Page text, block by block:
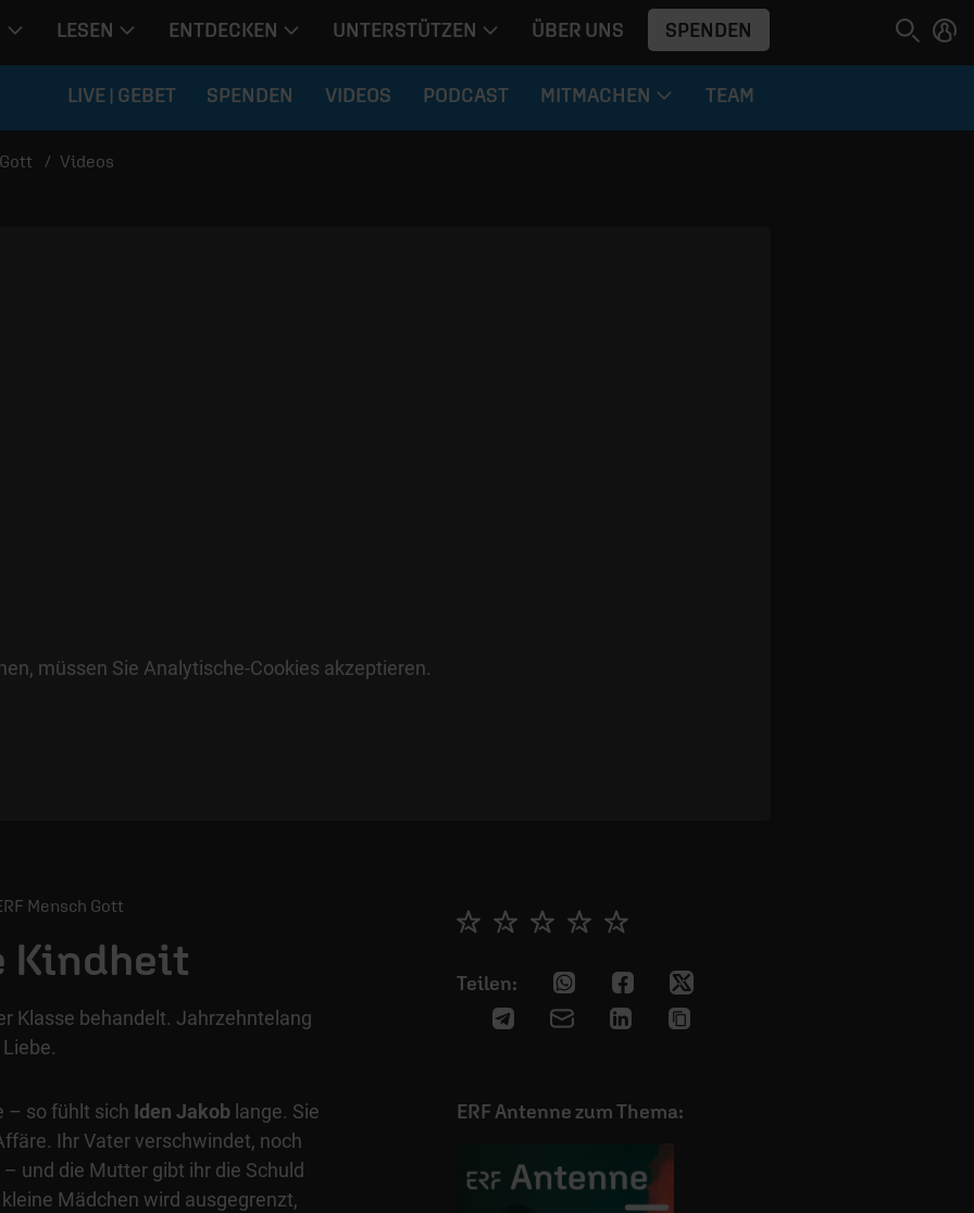
LESEN ENTDECKEN UNTERSTÜTZEN ÜBER UNS SPENDEN
LIVE | GEBET SPENDEN VIDEOS PODCAST MITMACHEN TEAM
Videos
müssen Sie Analytische-Cookies akzeptieren.
Mensch Gott
Kindheit
Klasse behandelt. Jahrzehntelang
– so fühlt sich Iden Jakob lange. Sie
Ihr Vater verschwindet, noch
und die Mutter gibt ihr die Schuld
Mädchen wird ausgegrenzt,
ERF Antenne zum Thema: